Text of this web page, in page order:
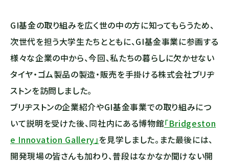
GI基金の取り組みを広く世の中の方に知ってもらうため、
次世代を担う大学生たちとともに、GI基金事業に参画する
様々な企業の中から、今回、私たちの暮らしに欠かせない
タイヤ・ゴム製品の製造・販売を手掛ける株式会社ブリヂ
ストンを訪問しました。
ブリヂストンの企業紹介やGI基金事業での取り組みにつ
いて説明を受けた後、同社内にある博物館「Bridgeston
e Innovation Gallery」を見学しました。また最後には、
開発現場の皆さんも加わり、普段はなかなか聞けない開